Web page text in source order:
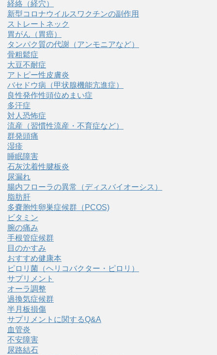
経絡（経穴）
新型コロナウイルスワクチンの副作用
ストレートネック
胃がん（胃癌）
タンパク質の代謝（アンモニアなど）
骨粗鬆症
大豆不耐症
アトピー性皮膚炎
バセドウ病（甲状腺機能亢進症）
良性発作性頭位めまい症
多汗症
対人恐怖症
流産（習慣性流産・不育症など）
群発頭痛
湿疹
睡眠障害
石灰沈着性腱板炎
尿漏れ
腸内フローラの異常（ディスバイオーシス）
脂肪肝
多嚢胞性卵巣症候群（PCOS)
ビタミン
腕の痛み
手根管症候群
目のかすみ
おすすめ健康本
ピロリ菌（ヘリコバクター・ピロリ）
サプリメント
オーラ調整
過換気症候群
半月板損傷
サプリメントに関するQ&A
血管炎
不安障害
尿路結石